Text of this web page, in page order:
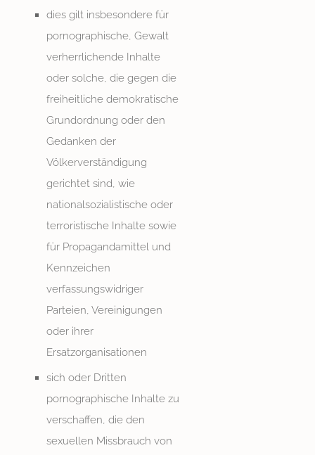
dies gilt insbesondere für
pornographische, Gewalt
verherrlichende Inhalte
oder solche, die gegen die
freiheitliche demokratische
Grundordnung oder den
Gedanken der
Völkerverständigung
gerichtet sind, wie
nationalsozialistische oder
terroristische Inhalte sowie
für Propagandamittel und
Kennzeichen
verfassungswidriger
Parteien, Vereinigungen
oder ihrer
Ersatzorganisationen
sich oder Dritten
pornographische Inhalte zu
verschaffen, die den
sexuellen Missbrauch von